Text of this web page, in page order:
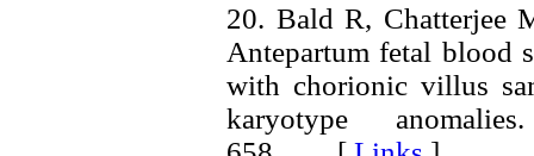
20. Bald R, Chatterjee
Antepartum fetal blood
with chorionic villus
karyotype